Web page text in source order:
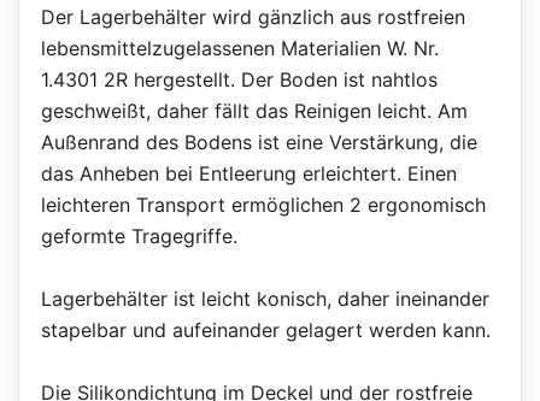
Der Lagerbehälter wird gänzlich aus rostfreien
lebensmittelzugelassenen Materialien W. Nr.
1.4301 2R hergestellt. Der Boden ist nahtlos
geschweißt, daher fällt das Reinigen leicht. Am
Außenrand des Bodens ist eine Verstärkung, die
das Anheben bei Entleerung erleichtert. Einen
leichteren Transport ermöglichen 2 ergonomisch
geformte Tragegriffe.
Lagerbehälter ist leicht konisch, daher ineinander
stapelbar und aufeinander gelagert werden kann.
Die Silikondichtung im Deckel und der rostfreie